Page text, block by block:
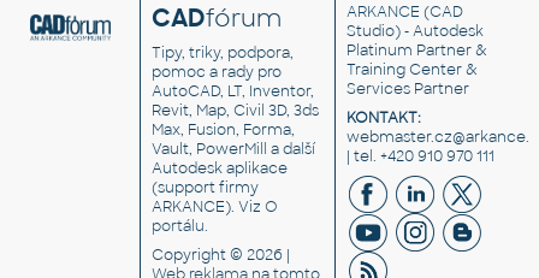
CADfórum
Tipy, triky, podpora,
pomoc a rady pro
AutoCAD, LT, Inventor,
Revit, Map, Civil 3D, 3ds
Max, Fusion, Forma,
Vault, PowerMill a další
Autodesk aplikace
(support firmy
ARKANCE). VizO
portálu.
Copyright © 2026 |
Web reklama na tomto
ARKANCE (CAD
Studio) - Autodesk
Platinum Partner &
Training Center &
Services Partner
KONTAKT:
| tel. +420 910 970 111